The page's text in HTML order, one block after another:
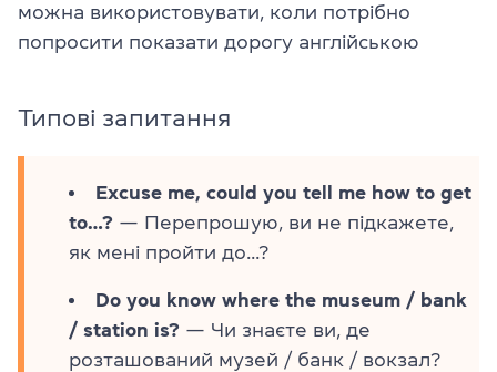
можна використовувати, коли потрібно
попросити показати дорогу англійською
Типові запитання
Excuse me, could you tell me how to get
to…? — Перепрошую, ви не підкажете,
як мені пройти до...?
Do you know where the museum / bank
/ station is? — Чи знаєте ви, де
розташований музей / банк / вокзал?